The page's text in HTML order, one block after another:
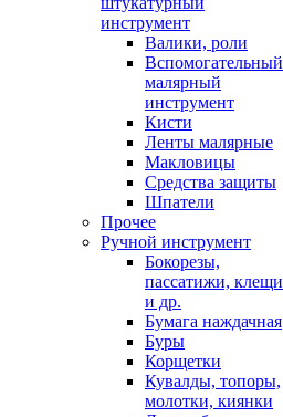
инструмент
Валики, роли
Вспомогательный
малярный
инструмент
Кисти
Ленты малярные
Макловицы
Средства защиты
Шпатели
Прочее
Ручной инструмент
Бокорезы,
пассатижи, клещи
и др.
Бумага наждачная
Буры
Корщетки
Кувалды, топоры,
молотки, киянки